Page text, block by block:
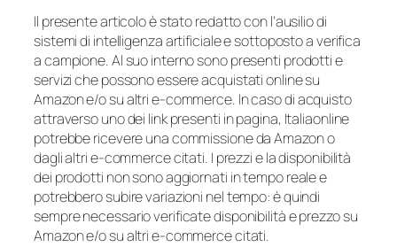
Il presente articolo è stato redatto con l’ausilio di
sistemi di intelligenza artificiale e sottoposto a verifica
a campione. Al suo interno sono presenti prodotti e
servizi che possono essere acquistati online su
Amazon e/o su altri e-commerce. In caso di acquisto
attraverso uno dei link presenti in pagina, Italiaonline
potrebbe ricevere una commissione da Amazon o
dagli altri e-commerce citati. I prezzi e la disponibilità
dei prodotti non sono aggiornati in tempo reale e
potrebbero subire variazioni nel tempo: è quindi
sempre necessario verificate disponibilità e prezzo su
Amazon e/o su altri e-commerce citati.